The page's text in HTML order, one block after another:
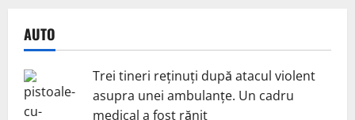
AUTO
Trei tineri reținuți după atacul violent
asupra unei ambulanțe. Un cadru
medical a fost rănit